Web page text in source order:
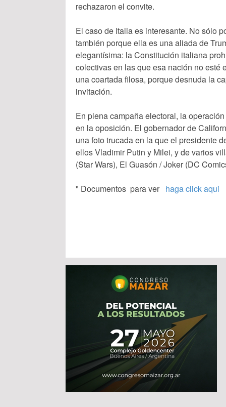
rechazaron el convite.
El caso de Italia es interesante. No sólo
también porque ella es una aliada de
elegantísima: la Constitución italiana
colectivas en las que esa nación no esté
una coartada filosa, porque desnuda la
invitación.
En plena campaña electoral, la
en la oposición. El gobernador de
una foto trucada en la que el presidente
ellos Vladimir Putin y Milei, y de varios
(Star Wars), El Guasón / Joker (DC
" Documentos para ver haga click aqui